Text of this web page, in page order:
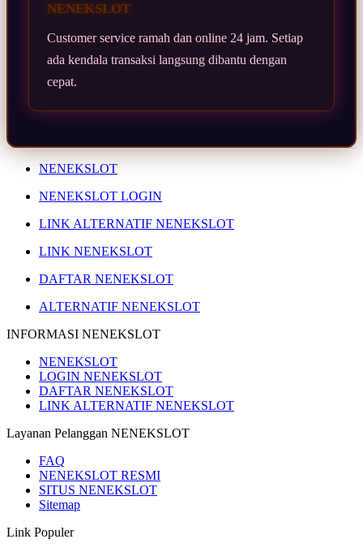
NENEKSLOT
Customer service ramah dan online 24 jam. Setiap
ada kendala transaksi langsung dibantu dengan
cepat.
NENEKSLOT
NENEKSLOT LOGIN
LINK ALTERNATIF NENEKSLOT
LINK NENEKSLOT
DAFTAR NENEKSLOT
ALTERNATIF NENEKSLOT
INFORMASI NENEKSLOT
NENEKSLOT
LOGIN NENEKSLOT
DAFTAR NENEKSLOT
LINK ALTERNATIF NENEKSLOT
Layanan Pelanggan NENEKSLOT
FAQ
NENEKSLOT RESMI
SITUS NENEKSLOT
Sitemap
Link Populer